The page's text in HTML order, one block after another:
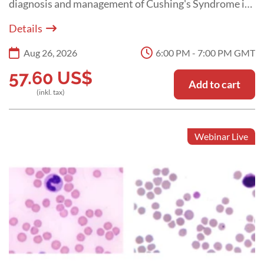
diagnosis and management of Cushing's Syndrome in
Details
Aug 26, 2026 6:00 PM - 7:00 PM GMT
57.60 US$
(inkl. tax)
Add to cart
Webinar Live